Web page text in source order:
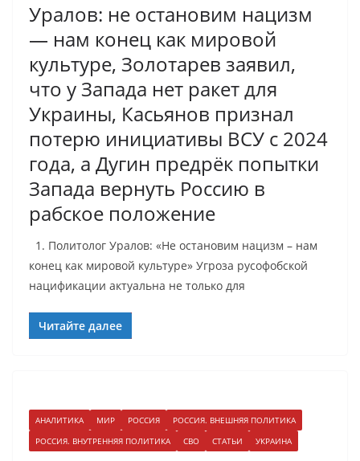
Уралов: не остановим нацизм
— нам конец как мировой
культуре, Золотарев заявил,
что у Запада нет ракет для
Украины, Касьянов признал
потерю инициативы ВСУ с 2024
года, а Дугин предрёк попытки
Запада вернуть Россию в
рабское положение
1. Политолог Уралов: «Не остановим нацизм – нам
конец как мировой культуре» Угроза русофобской
нацификации актуальна не только для
Читайте далее
АНАЛИТИКА МИР РОССИЯ
РОССИЯ. ВНЕШНЯЯ ПОЛИТИКА
РОССИЯ. ВНУТРЕННЯЯ ПОЛИТИКА
СВО СТАТЬИ УКРАИНА